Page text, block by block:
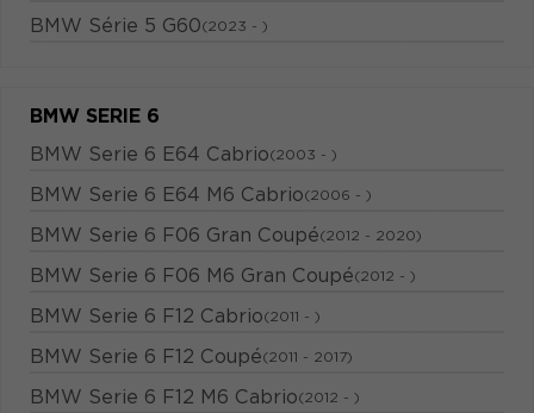
BMW Série 5 G60(2023 - )
BMW SERIE 6
BMW Serie 6 E64 Cabrio(2003 - )
BMW Serie 6 E64 M6 Cabrio(2006 - )
BMW Serie 6 F06 Gran Coupé(2012 - 2020)
BMW Serie 6 F06 M6 Gran Coupé(2012 - )
BMW Serie 6 F12 Cabrio(2011 - )
BMW Serie 6 F12 Coupé(2011 - 2017)
BMW Serie 6 F12 M6 Cabrio(2012 - )